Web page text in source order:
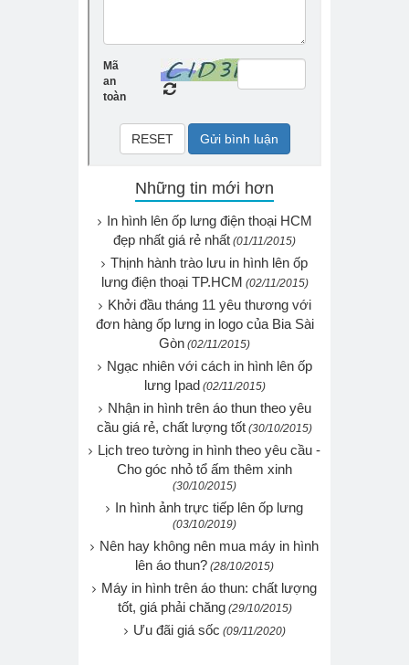
Những tin mới hơn
In hình lên ốp lưng điện thoại HCM
đẹp nhất giá rẻ nhất (01/11/2015)
Thịnh hành trào lưu in hình lên ốp
lưng điện thoại TP.HCM (02/11/2015)
Khởi đầu tháng 11 yêu thương với
đơn hàng ốp lưng in logo của Bia Sài
Gòn (02/11/2015)
Ngạc nhiên với cách in hình lên ốp
lưng Ipad (02/11/2015)
Nhận in hình trên áo thun theo yêu
cầu giá rẻ, chất lượng tốt (30/10/2015)
Lịch treo tường in hình theo yêu cầu -
Cho góc nhỏ tổ ấm thêm xinh
(30/10/2015)
In hình ảnh trực tiếp lên ốp lưng
(03/10/2019)
Nên hay không nên mua máy in hình
lên áo thun? (28/10/2015)
Máy in hình trên áo thun: chất lượng
tốt, giá phải chăng (29/10/2015)
Ưu đãi giá sốc (09/11/2020)